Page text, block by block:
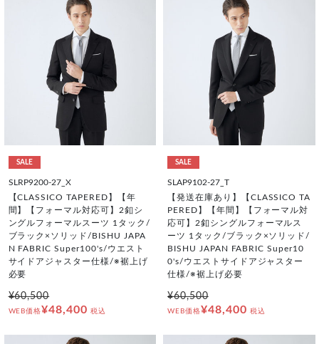
SALE
SLRP9200-27_X
【CLASSICO TAPERED】【年
間】【フォーマル対応可】2釦シ
ングルフォーマルスーツ 1タック/
ブラック×ソリッド/BISHU JAPA
N FABRIC Super100's/ウエスト
サイドアジャスター仕様/※裾上げ
必要
¥60,500
WEB価格¥48,400 税込
SALE
SLAP9102-27_T
【発送在庫あり】【CLASSICO TA
PERED】【年間】【フォーマル対
応可】2釦シングルフォーマルス
ーツ 1タック/ブラック×ソリッド/
BISHU JAPAN FABRIC Super10
0's/ウエストサイドアジャスター
仕様/※裾上げ必要
¥60,500
WEB価格¥48,400 税込